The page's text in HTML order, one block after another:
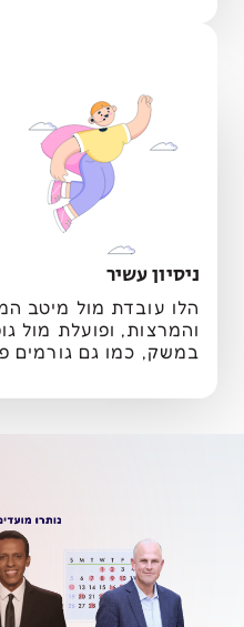
ניסיון עשיר
הלו עובדת מול מיטב
והמרצות, ופועלת מול
במשק, כמו גם גורמים